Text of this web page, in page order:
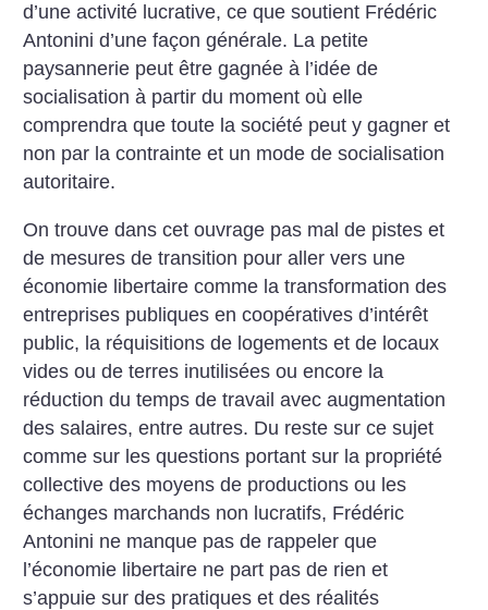
d’une activité lucrative, ce que soutient Frédéric
Antonini d’une façon générale. La petite
paysannerie peut être gagnée à l’idée de
socialisation à partir du moment où elle
comprendra que toute la société peut y gagner et
non par la contrainte et un mode de socialisation
autoritaire.
On trouve dans cet ouvrage pas mal de pistes et
de mesures de transition pour aller vers une
économie libertaire comme la transformation des
entreprises publiques en coopératives d’intérêt
public, la réquisitions de logements et de locaux
vides ou de terres inutilisées ou encore la
réduction du temps de travail avec augmentation
des salaires, entre autres. Du reste sur ce sujet
comme sur les questions portant sur la propriété
collective des moyens de productions ou les
échanges marchands non lucratifs, Frédéric
Antonini ne manque pas de rappeler que
l’économie libertaire ne part pas de rien et
s’appuie sur des pratiques et des réalités